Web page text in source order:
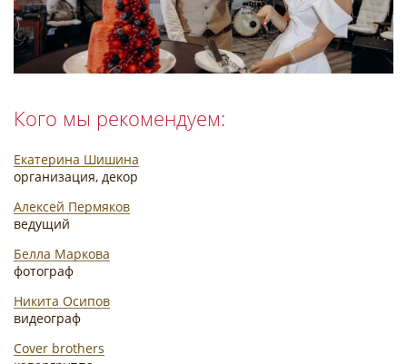
Кого мы рекомендуем:
Екатерина Шишина
организация, декор
Алексей Пермяков
ведущий
Белла Маркова
фотограф
Никита Осипов
видеограф
Cover brothers